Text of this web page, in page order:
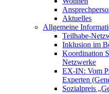
Aktuelles
Allgemeine
Teilhabe-
Inklusion im
Koordination
Netzwerke
EX-IN: Vom
Experten
Sozialpreis